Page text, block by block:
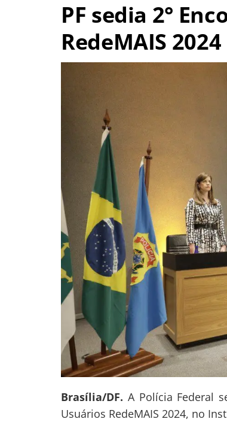
PF sedia 2°
RedeMAIS 2024
Brasília/DF. A Polícia Federal
Usuários RedeMAIS 2024, no